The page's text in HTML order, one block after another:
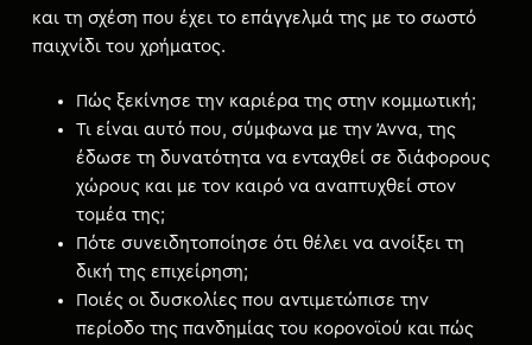
και τη σχέση που έχει το επάγγελμά της με το σωστό
παιχνίδι του χρήματος.
Πώς ξεκίνησε την καριέρα της στην κομμωτική;
Τι είναι αυτό που, σύμφωνα με την Άννα, της
έδωσε τη δυνατότητα να ενταχθεί σε διάφορους
χώρους και με τον καιρό να αναπτυχθεί στον
τομέα της;
Πότε συνειδητοποίησε ότι θέλει να ανοίξει τη
δική της επιχείρηση;
Ποιές οι δυσκολίες που αντιμετώπισε την
περίοδο της πανδημίας του κορονοϊού και πώς